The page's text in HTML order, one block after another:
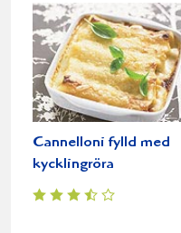
Cannelloni fylld med
kycklingröra